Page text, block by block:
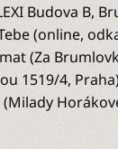
Budova B,
(online,
(Za
1519/4,